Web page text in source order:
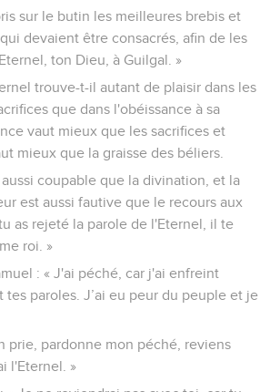
sur le butin les meilleures brebis et
devaient être consacrés, afin de les
ton Dieu, à Guilgal. »
trouve-t-il autant de plaisir dans les
que dans l'obéissance à sa
vaut mieux que les sacrifices et
mieux que la graisse des béliers.
coupable que la divination, et la
est aussi fautive que le recours aux
as rejeté la parole de l'Eternel, il te
roi. »
: « J'ai péché, car j'ai enfreint
tes paroles. J’ai eu peur du peuple et je
prie, pardonne mon péché, reviens
l'Eternel. »